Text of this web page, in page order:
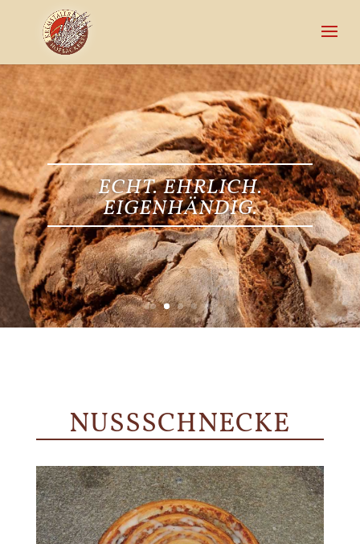
ECHT. EHRLICH.
EIGENHÄNDIG.
NUSSSCHNECKE